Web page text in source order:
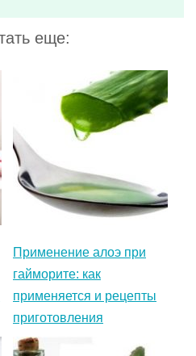
Применение алоэ при
гайморите: как
применяется и рецепты
приготовления